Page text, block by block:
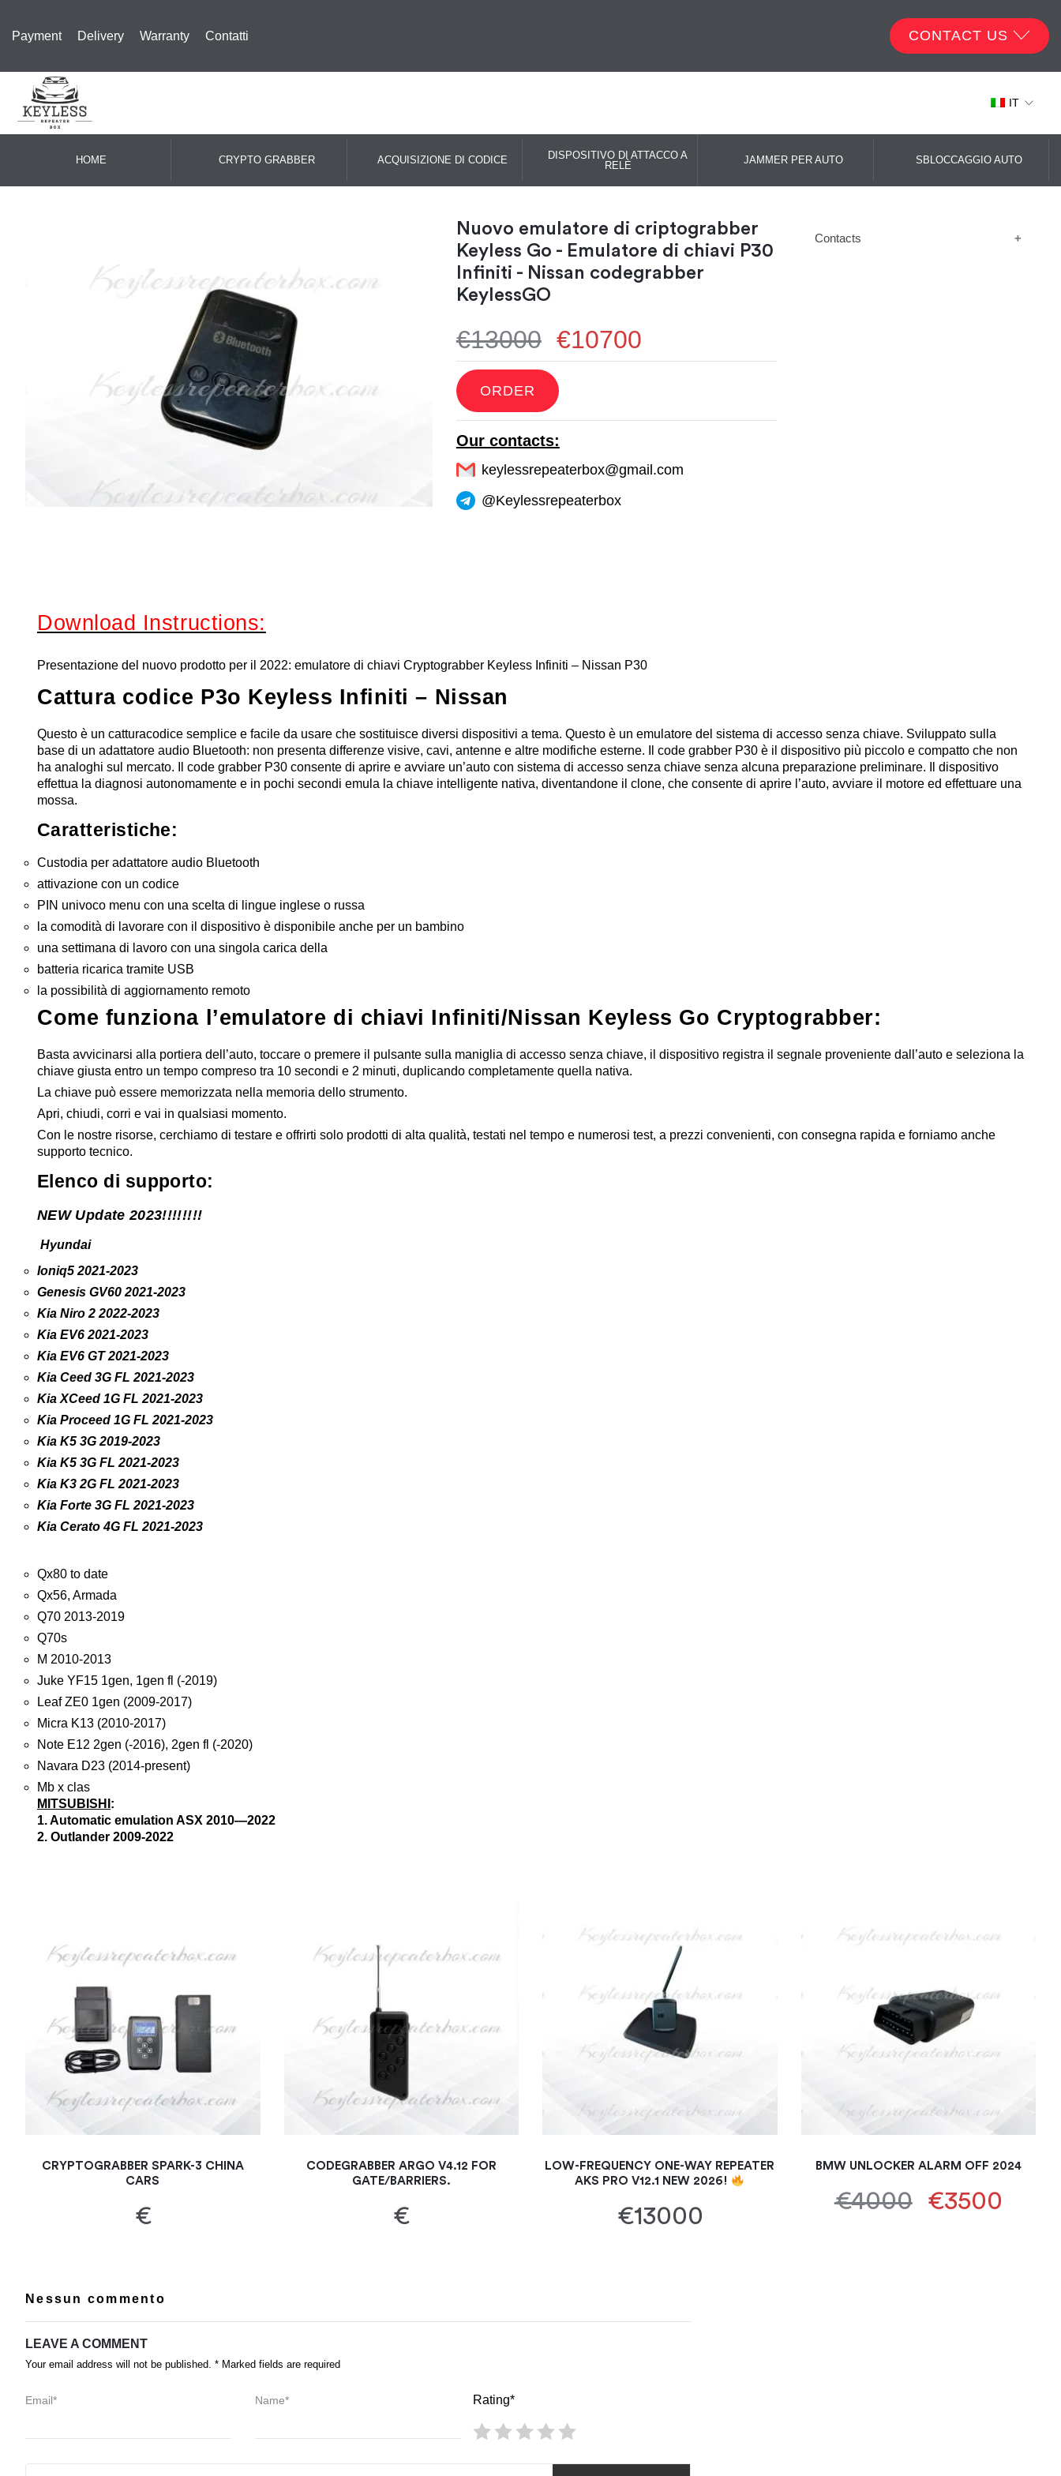
Payment Delivery Warranty Contatti CONTACT US
IT
HOME CRYPTO GRABBER ACQUISIZIONE DI CODICE
DISPOSITIVO DI ATTACCO A
RELÈ
JAMMER PER AUTO SBLOCCAGGIO AUTO
Nuovo emulatore di criptograbber
Keyless Go - Emulatore di chiavi P30
Infiniti - Nissan codegrabber
KeylessGO
€13000 €10700
ORDER
Our contacts:
keylessrepeaterbox@gmail.com
@Keylessrepeaterbox
Contacts
Download Instructions:
Presentazione del nuovo prodotto per il 2022: emulatore di chiavi Cryptograbber Keyless Infiniti – Nissan P30
Cattura codice P3o Keyless Infiniti – Nissan
Questo è un catturacodice semplice e facile da usare che sostituisce diversi dispositivi a tema. Questo è un emulatore del sistema di accesso senza chiave. Sviluppato sulla
base di un adattatore audio Bluetooth: non presenta differenze visive, cavi, antenne e altre modifiche esterne.
Il code grabber P30 è il dispositivo più piccolo e compatto che non
ha analoghi sul mercato.
Il code grabber P30 consente di aprire e avviare un’auto con sistema di accesso senza chiave senza alcuna preparazione preliminare.
Il dispositivo
effettua la diagnosi autonomamente e in pochi secondi emula la chiave intelligente nativa, diventandone il clone, che consente di aprire l’auto, avviare il motore ed effettuare una
mossa.
Caratteristiche:
Custodia per adattatore audio Bluetooth
attivazione con un codice
PIN univoco menu con una scelta di lingue inglese o russa
la comodità di lavorare con il dispositivo è disponibile anche per un bambino
una settimana di lavoro con una singola carica della
batteria ricarica tramite USB
la possibilità di aggiornamento remoto
Come funziona l’emulatore di chiavi Infiniti/Nissan Keyless Go Сryptograbber:
Basta avvicinarsi alla portiera dell’auto, toccare o premere il pulsante sulla maniglia di accesso senza chiave, il dispositivo registra il segnale proveniente dall’auto e seleziona la
chiave giusta entro un tempo compreso tra 10 secondi e 2 minuti, duplicando completamente quella nativa.
La chiave può essere memorizzata nella memoria dello strumento.
Apri, chiudi, corri e vai in qualsiasi momento.
Con le nostre risorse, cerchiamo di testare e offrirti solo prodotti di alta qualità, testati nel tempo e numerosi test, a prezzi convenienti, con consegna rapida e forniamo anche
supporto tecnico.
Elenco di supporto:
NEW Update 2023!!!!!!!!
Hyundai
Ioniq5 2021-2023
Genesis GV60 2021-2023
Kia Niro 2 2022-2023
Kia EV6 2021-2023
Kia EV6 GT 2021-2023
Kia Ceed 3G FL 2021-2023
Kia XCeed 1G FL 2021-2023
Kia Proceed 1G FL 2021-2023
Kia K5 3G 2019-2023
Kia K5 3G FL 2021-2023
Kia K3 2G FL 2021-2023
Kia Forte 3G FL 2021-2023
Kia Cerato 4G FL 2021-2023
Qx80 to date
Qx56, Armada
Q70 2013-2019
Q70s
M 2010-2013
Juke YF15 1gen, 1gen fl (-2019)
Leaf ZE0 1gen (2009-2017)
Micra K13 (2010-2017)
Note E12 2gen (-2016), 2gen fl (-2020)
Navara D23 (2014-present)
Mb x clas
MITSUBISHI :
1. Automatic emulation ASX 2010—2022
2. Outlander 2009-2022
CRYPTOGRABBER SPARK-3 CHINA
CARS
€
CODEGRABBER ARGO V4.12 FOR
GATE/BARRIERS.
€
LOW-FREQUENCY ONE-WAY REPEATER
AKS PRO V12.1 NEW 2026!
€13000
BMW UNLOCKER ALARM OFF 2024
€4000 €3500
Nessun commento
LEAVE A COMMENT
Your email address will not be published. * Marked fields are required
Email* Name* Rating*